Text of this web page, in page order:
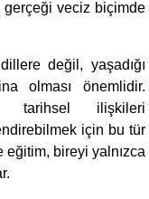
gerçeği veciz biçimde
değil, yaşadığı
olması önemlidir.
tarihsel ilişkileri
için bu tür
bireyi yalnızca